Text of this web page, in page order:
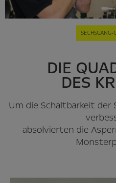
SECHSGANG-
DIE
DES
Um die Schaltbarkeit der
absolvierten die